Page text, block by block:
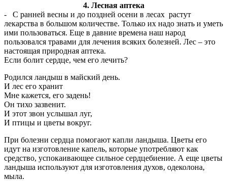
4. Лесная аптека
- С ранней весны и до поздней осени в лесах растут
лекарства в большом количестве. Только их надо знать и уметь
ими пользоваться. Еще в давние времена наш народ
пользовался травами для лечения всяких болезней. Лес – это
настоящая природная аптека.
Если болит сердце, чем его лечить?
Родился ландыш в майский день.
И лес его хранит
Мне кажется, его задень!
Он тихо зазвенит.
И этот звон услышал луг,
И птицы и цветы вокруг.
При болезни сердца помогают капли ландыша. Цветы его
идут на изготовление капель, которые употребляют как
средство, успокаивающее сильное сердцебиение. А еще цветы
ландыша используют для изготовления духов, одеколона,
мыла.